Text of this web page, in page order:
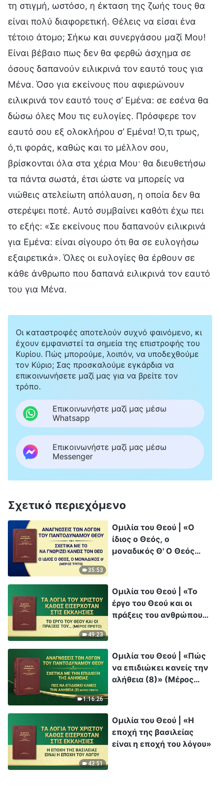
τη στιγμή, ωστόσο, η έκταση της ζωής τους θα
είναι πολύ διαφορετική. Θέλεις να είσαι ένα
τέτοιο άτομο; Σήκω και συνεργάσου μαζί Μου!
Είναι βέβαιο πως δεν θα φερθώ άσχημα σε
όσους δαπανούν ειλικρινά τον εαυτό τους για
Μένα. Όσο για εκείνους που αφιερώνουν
ειλικρινά τον εαυτό τους σ’ Εμένα: σε εσένα θα
δώσω όλες Μου τις ευλογίες. Πρόσφερε τον
εαυτό σου εξ ολοκλήρου σ’ Εμένα! Ό,τι τρως,
ό,τι φοράς, καθώς και το μέλλον σου,
βρίσκονται όλα στα χέρια Μου· θα διευθετήσω
τα πάντα σωστά, έτσι ώστε να μπορείς να
νιώθεις ατελείωτη απόλαυση, η οποία δεν θα
στερέψει ποτέ. Αυτό συμβαίνει καθότι έχω πει
το εξής: «Σε εκείνους που δαπανούν ειλικρινά
για Εμένα: είναι σίγουρο ότι θα σε ευλογήσω
εξαιρετικά». Όλες οι ευλογίες θα έρθουν σε
κάθε άνθρωπο που δαπανά ειλικρινά τον εαυτό
του για Μένα.
Οι καταστροφές αποτελούν συχνό φαινόμενο, κι
έχουν εμφανιστεί τα σημεία της επιστροφής του
Κυρίου. Πώς μπορούμε, λοιπόν, να υποδεχθούμε
τον Κύριο; Σας προσκαλούμε εγκάρδια να
επικοινωνήσετε μαζί μας για να βρείτε τον
τρόπο.
Επικοινωνήστε μαζί μας μέσω
Whatsapp
Επικοινωνήστε μαζί μας μέσω
Messenger
Σχετικό περιεχόμενο
35:53
Ομιλία του Θεού | «Ο
ίδιος ο Θεός, ο
μοναδικός Θ' Ο Θεός
(Μέρος τρίτο)
49:23
Ομιλία του Θεού | «Το
έργο του Θεού και οι
πράξεις του ανθρώπου»
1:16:26
Ομιλία του Θεού | «Πώς
να επιδιώκει κανείς την
αλήθεια (8)» (Μέρος
43:51
Ομιλία του Θεού | «Η
εποχή της βασιλείας
είναι η εποχή του λόγου»